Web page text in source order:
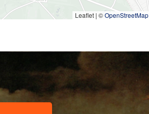
Leaflet | ©OpenStreetMap